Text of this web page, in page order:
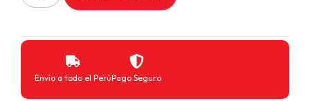
Envío a todo el PerúPago Seguro